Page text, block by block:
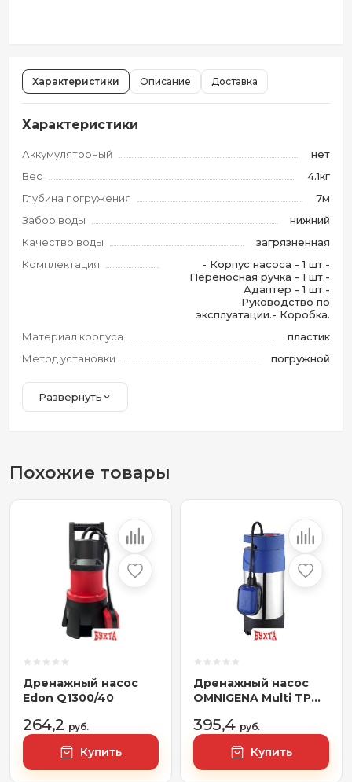
Характеристики Описание Доставка
Характеристики
Аккумуляторный
нет
Вес
4.1кг
Глубина погружения
7м
Забор воды
нижний
Качество воды
загрязненная
Комплектация
- Корпус насоса - 1 шт.-
Переносная ручка - 1 шт.-
Адаптер - 1 шт.-
Руководство по
эксплуатации.- Коробка.
Материал корпуса
пластик
Метод установки
погружной
Развернуть
Похожие товары
Дренажный насос
Edon Q1300/40
264,2 руб.
Купить
Дренажный насос
OMNIGENA Multi TP
395,4 руб.
Купить